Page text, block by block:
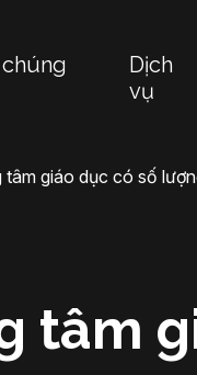
Dịch
vụ
tâm giáo dục có số
tâm